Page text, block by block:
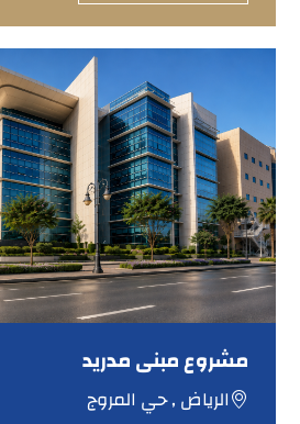
مشروع مبنى مدريد
الرياض , حي المروج